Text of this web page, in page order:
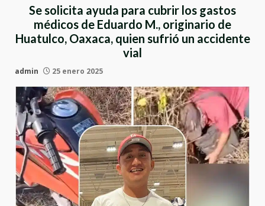
Se solicita ayuda para cubrir los gastos
médicos de Eduardo M., originario de
Huatulco, Oaxaca, quien sufrió un accidente
vial
admin 25 enero 2025